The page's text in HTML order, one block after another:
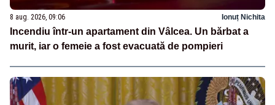
8 aug. 2026, 09:06 Ionuț Nichita
Incendiu într-un apartament din Vâlcea. Un bărbat a
murit, iar o femeie a fost evacuată de pompieri